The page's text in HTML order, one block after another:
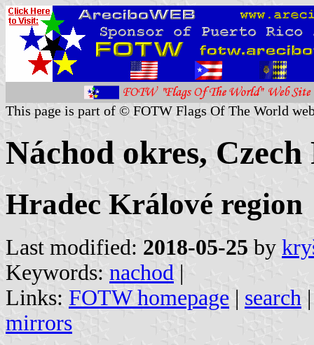
This page is part of © FOTW Flags Of The World
Náchod okres,
Hradec Králové region
Last modified: 2018-05-25 by
Keywords: nachod |
Links: FOTW homepage | search
mirrors